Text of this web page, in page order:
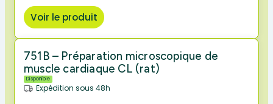
Voir le produit
751B – Préparation microscopique de
muscle cardiaque CL (rat)
Disponible
Expédition sous 48h